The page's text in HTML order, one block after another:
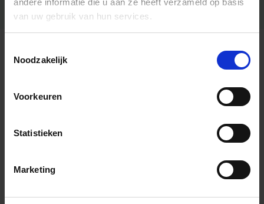
van uw gebruik van hun services.
Noodzakelijk
Voorkeuren
Statistieken
Marketing
Algemene informatie
Foto’s ({{photos.length}})